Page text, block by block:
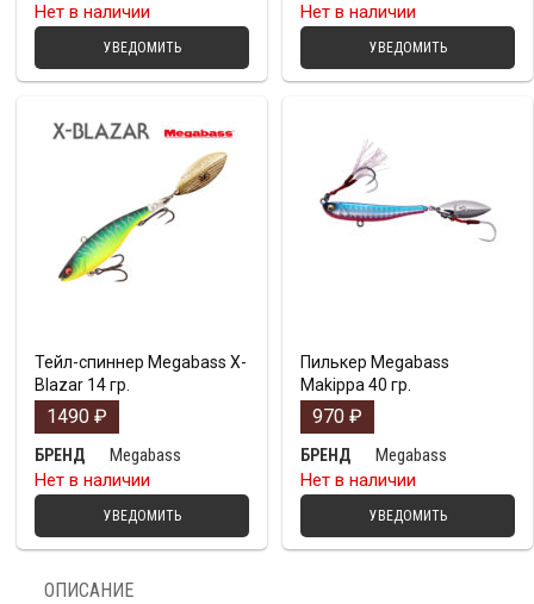
Нет в наличии
УВЕДОМИТЬ
Нет в наличии
УВЕДОМИТЬ
Тейл-спиннер Megabass X-
Blazar 14 гр.
1490 ₽
БРЕНД
Megabass
Нет в наличии
УВЕДОМИТЬ
Пилькер Megabass
Makippa 40 гр.
970 ₽
БРЕНД
Megabass
Нет в наличии
УВЕДОМИТЬ
ОПИСАНИЕ